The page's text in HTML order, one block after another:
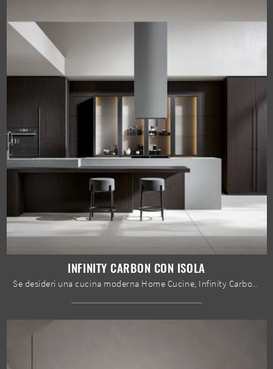
INFINITY CARBON CON ISOLA
Se desideri una cucina moderna Home Cucine, Infinity Carbon con isola in legno ti aspetta nel nostro negozio di Cucine Moderne con isola.